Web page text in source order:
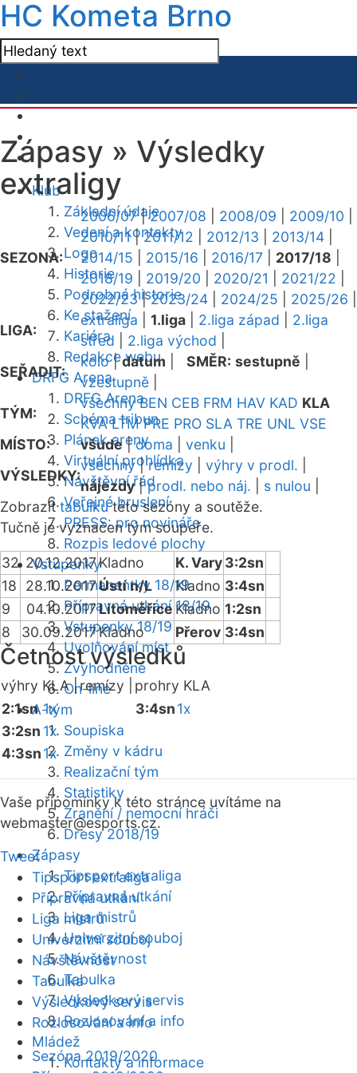
HC Kometa Brno
Klub
Základní údaje
Vedení a kontakty
Logo
Historie
Podrobná historie
Ke stažení
Kariéra
Redakce webu
DRFG Arena
DRFG Arena
Schéma tribun
Plánek areny
Virtuální prohlídka
Návštěvní řád
Veřejné bruslení
PRESS: pro novináře
Rozpis ledové plochy
Vstupenky
Permanentky 18/19
Přípravná utkání 18/19
Vstupenky 18/19
Uvolňování míst
Zvýhodněné
On-line
A-tým
Soupiska
Změny v kádru
Realizační tým
Statistiky
Zranění / nemocní hráči
Dresy 2018/19
Zápasy
Tipsport extraliga
Přípravná utkání
Liga mistrů
Univerzitní souboj
Návštěvnost
Tabulka
Výsledkový servis
Rozlosování a info
Mládež
Kontakty a informace
Zápasy » Výsledky
extraligy
SEZONA:
2006/07|2007/08 2008/09 2009/10
2010/11|2011/12 2012/13 2013/14
2014/15
2015/16 2016/17 2017/18
2018/19
2019/20 2020/21 2021/22
2022/23|2023/24 2024/25 2025/26
LIGA:
extraliga 1.liga 2.liga západ
2.liga
střed
2.liga východ
SEŘADIT:
kolo|datum SMĚR: sestupně
vzestupně
TÝM:
všechny BEN CEB FRM HAV KAD KLA
KVA LTM PRE PRO SLA TRE UNL VSE
MÍSTO:
všude|doma venku
VÝSLEDKY:
všechny|remízy výhry v prodl.
nájezdy|prodl. nebo náj. s nulou
Zobrazittabulkutéto sezóny a soutěže.
Tučně je vyznačen tým soupeře.
32 20.12.2017Kladno K. Vary3:2sn
18
28.10.2017Ústí n/L Kladno 3:4sn
9
04.10.2017Litoměřice Kladno 1:2sn
8
30.09.2017Kladno Přerov 3:4sn
Četnost výsledků
výhry KLA |remízy |
prohry KLA
2:1sn 1x
3:2sn 1x
4:3sn1x
3:4sn1x
Vaše připomínky k této stránce uvítáme na
webmaster@esports.cz.
Tweet
Tipsport extraliga
Přípravná utkání
Liga mistrů
Univerzitní souboj
Návštěvnost
Tabulka
Výsledkový servis
Rozlosování a info
Sezóna 2019/2020